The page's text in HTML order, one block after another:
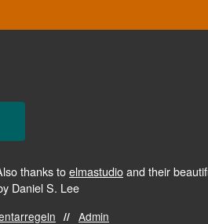
thanks toelmastudioand their
Daniel S. Lee
Admin